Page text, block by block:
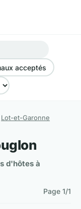
acceptés
Lot-et-Garonne
d'hôtes à
Page 1/1